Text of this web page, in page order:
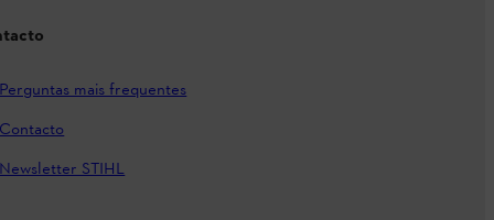
Perguntas mais frequentes
Contacto
Newsletter STIHL